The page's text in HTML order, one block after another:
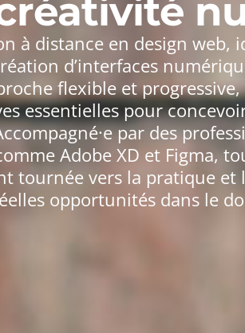
à distance en design
d’interfaces
flexible et
essentielles pour
par des
Adobe XD et Figma,
tournée vers la pratique et
opportunités dans le